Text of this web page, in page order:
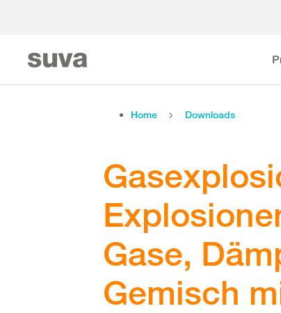
Home Downloads
Gase,
Gemisch